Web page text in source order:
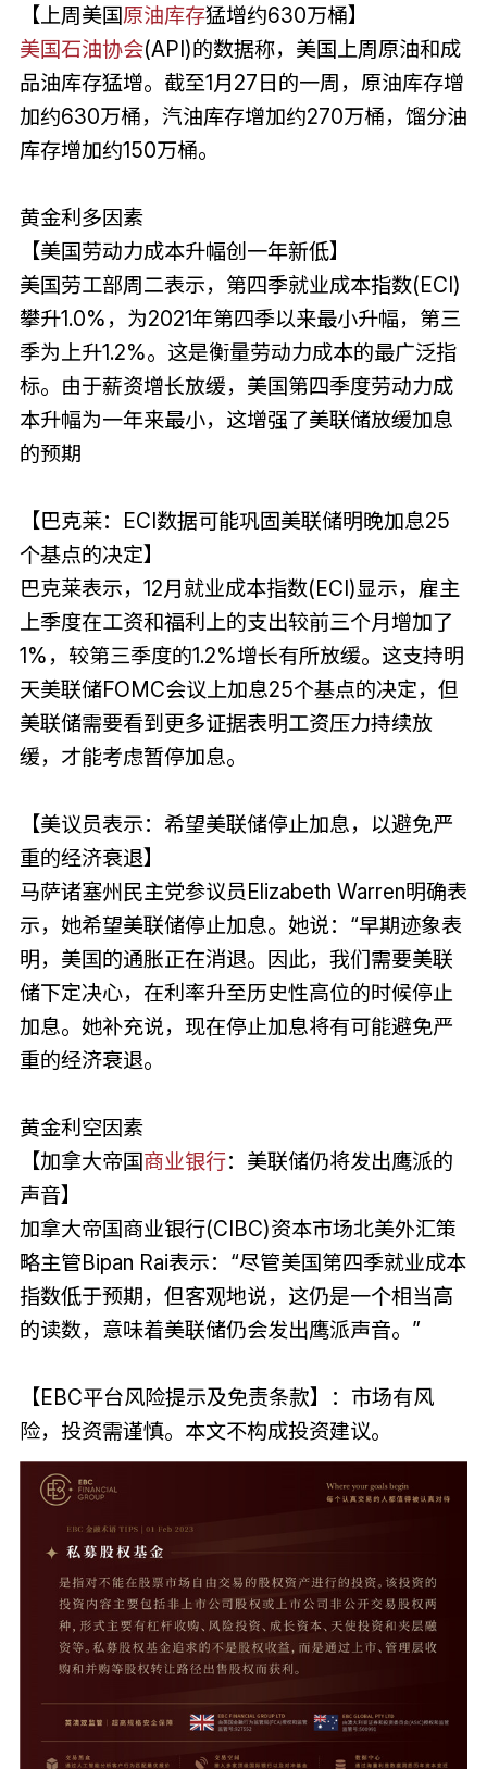
【上周美国原油库存猛增约630万桶】
美国石油协会(API)的数据称，美国上周原油和成
品油库存猛增。截至1月27日的一周，原油库存增
加约630万桶，汽油库存增加约270万桶，馏分油
库存增加约150万桶。
黄金利多因素
【美国劳动力成本升幅创一年新低】
美国劳工部周二表示，第四季就业成本指数(ECI)
攀升1.0%，为2021年第四季以来最小升幅，第三
季为上升1.2%。这是衡量劳动力成本的最广泛指
标。由于薪资增长放缓，美国第四季度劳动力成
本升幅为一年来最小，这增强了美联储放缓加息
的预期
【巴克莱：ECI数据可能巩固美联储明晚加息25
个基点的决定】
巴克莱表示，12月就业成本指数(ECI)显示，雇主
上季度在工资和福利上的支出较前三个月增加了
1%，较第三季度的1.2%增长有所放缓。这支持明
天美联储FOMC会议上加息25个基点的决定，但
美联储需要看到更多证据表明工资压力持续放
缓，才能考虑暂停加息。
【美议员表示：希望美联储停止加息，以避免严
重的经济衰退】
马萨诸塞州民主党参议员Elizabeth Warren明确表
示，她希望美联储停止加息。她说：“早期迹象表
明，美国的通胀正在消退。因此，我们需要美联
储下定决心，在利率升至历史性高位的时候停止
加息。她补充说，现在停止加息将有可能避免严
重的经济衰退。
黄金利空因素
【加拿大帝国商业银行：美联储仍将发出鹰派的
声音】
加拿大帝国商业银行(CIBC)资本市场北美外汇策
略主管Bipan Rai表示：“尽管美国第四季就业成本
指数低于预期，但客观地说，这仍是一个相当高
的读数，意味着美联储仍会发出鹰派声音。”
【EBC平台风险提示及免责条款】：市场有风
险，投资需谨慎。本文不构成投资建议。